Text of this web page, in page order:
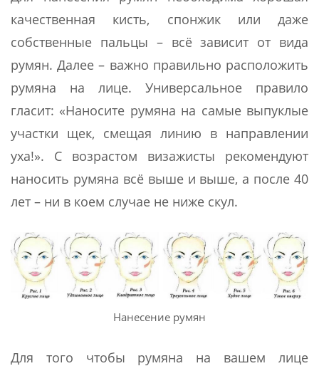
качественная кисть, спонжик или даже
собственные пальцы – всё зависит от вида
румян. Далее – важно правильно расположить
румяна на лице. Универсальное правило
гласит: «Наносите румяна на самые выпуклые
участки щек, смещая линию в направлении
уха!». С возрастом визажисты рекомендуют
наносить румяна всё выше и выше, а после 40
лет – ни в коем случае не ниже скул.
Нанесение румян
Для того чтобы румяна на вашем лице